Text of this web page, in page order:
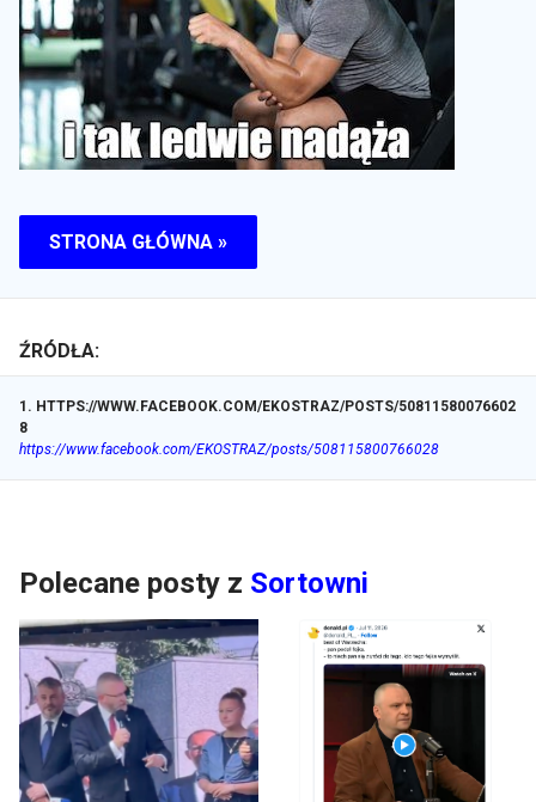
STRONA GŁÓWNA »
ŹRÓDŁA:
1 . HTTPS://WWW.FACEBOOK.COM/EKOSTRAZ/POSTS/50811580076602
8
https://www.facebook.com/EKOSTRAZ/posts/508115800766028
Polecane posty z Sortowni